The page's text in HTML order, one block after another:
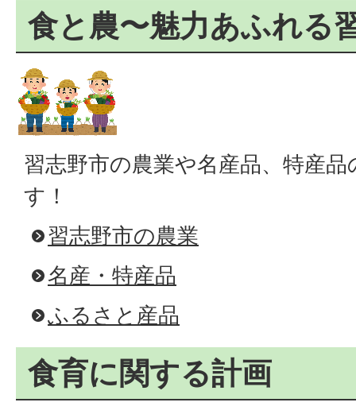
食と農〜魅力あふれる
習志野市の農業や名産品、特産
す！
習志野市の農業
名産・特産品
ふるさと産品
食育に関する計画